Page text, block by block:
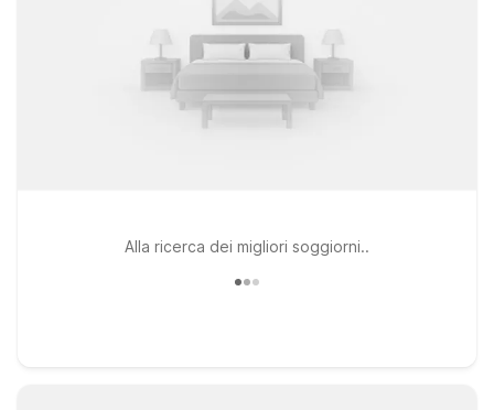
Alla ricerca dei migliori soggiorni..